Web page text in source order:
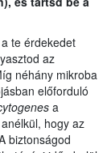
te érdekedet
az
néhány mikroba
előforduló
a
hogy az
biztonságod